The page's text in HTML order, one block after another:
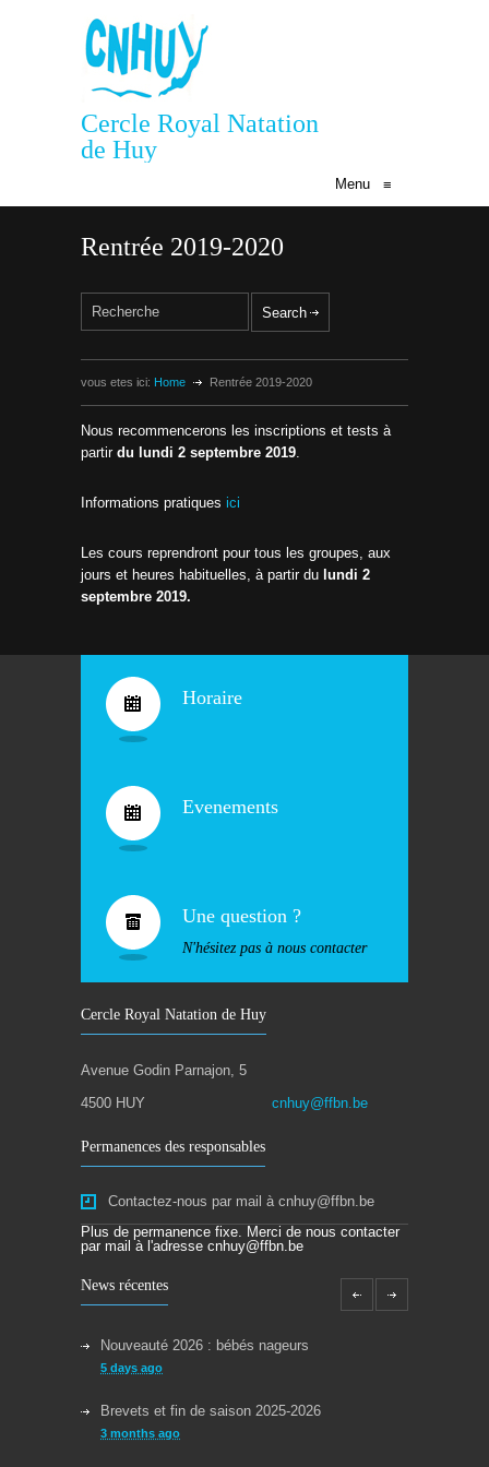
Cercle Royal Natation
de Huy
Menu ≡
Rentrée 2019-2020
vous etes ici: Home Rentrée 2019-2020
Nous recommencerons les inscriptions et tests à
partir du lundi 2 septembre 2019.
Informations pratiques ici
Les cours reprendront pour tous les groupes, aux
jours et heures habituelles, à partir du lundi 2
septembre 2019.
Horaire
Evenements
Une question ?
N'hésitez pas à nous contacter
Cercle Royal Natation de Huy
Avenue Godin Parnajon, 5
4500 HUY
cnhuy@ffbn.be
Permanences des responsables
Contactez-nous par mail à cnhuy@ffbn.be
Plus de permanence fixe. Merci de nous contacter
par mail à l'adresse cnhuy@ffbn.be
News récentes
Nouveauté 2026 : bébés nageurs
5 days ago
Brevets et fin de saison 2025-2026
3 months ago